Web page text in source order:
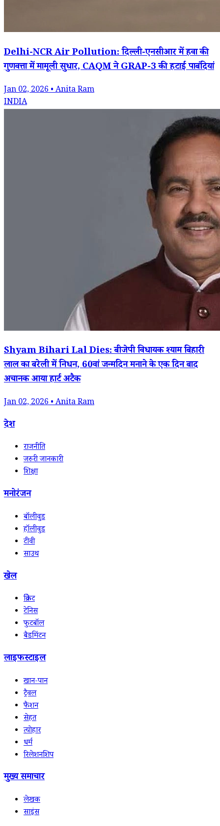
Delhi-NCR Air Pollution: दिल्ली-एनसीआर में हवा की
गुणवत्ता में मामूली सुधार, CAQM ने GRAP-3 की हटाईं पाबंदियां
Jan 02, 2026 • Anita Ram
INDIA
Shyam Bihari Lal Dies: बीजेपी विधायक श्याम बिहारी
लाल का बरेली में निधन, 60वां जन्मदिन मनाने के एक दिन बाद
अचानक आया हार्ट अटैक
Jan 02, 2026 • Anita Ram
देश
राजनीति
जरुरी जानकारी
शिक्षा
मनोरंजन
बॉलीवुड
हॉलीवुड
टीवी
साउथ
खेल
क्रिकेट
टेनिस
फुटबॉल
बैडमिंटन
लाइफस्टाइल
खान-पान
ट्रैवल
फैशन
सेहत
त्योहार
धर्म
रिलेशनशिप
मुख्य समाचार
लेखक
साइंस